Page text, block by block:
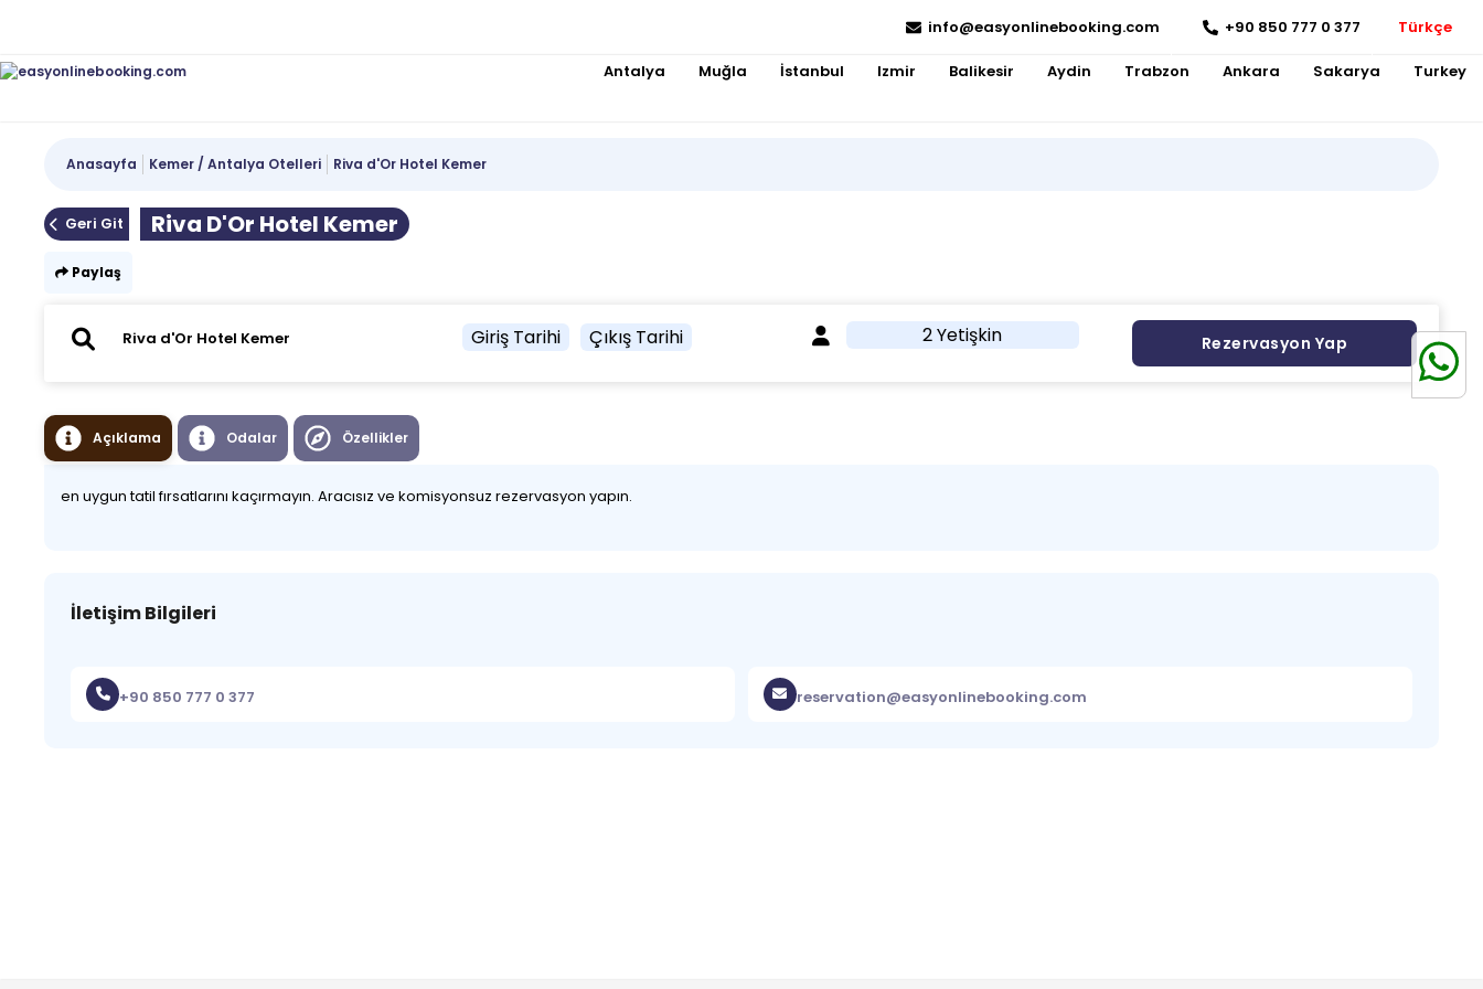
info@easyonlinebooking.com +90 850 777 0 377 Türkçe
Antalya Muğla İstanbul Izmir Balikesir Aydin Trabzon Ankara Sakarya Turkey
Anasayfa Kemer / Antalya Otelleri Riva d'Or Hotel Kemer
Geri Git Riva D'Or Hotel Kemer
Paylaş
Giriş Tarihi Çıkış Tarihi 2 Yetişkin Rezervasyon Yap
Açıklama Odalar Özellikler
en uygun tatil fırsatlarını kaçırmayın. Aracısız ve komisyonsuz rezervasyon yapın.
İletişim Bilgileri
+90 850 777 0 377 reservation@easyonlinebooking.com